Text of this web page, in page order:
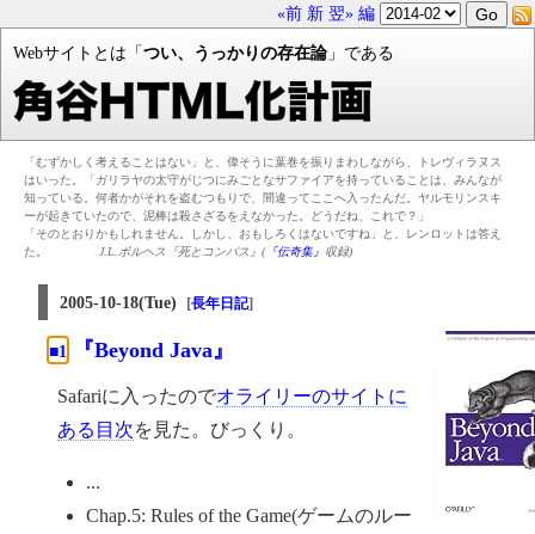
«前 新 翌» 編
Webサイトとは「 つい、うっかりの存在論」である
「むずかしく考えることはない」と、偉そうに葉巻を振りまわしながら、トレヴィラヌス
はいった。「ガリラヤの太守がじつにみごとなサファイアを持っていることは、みんなが
知っている。何者かがそれを盗むつもりで、間違ってここへ入ったんだ。ヤルモリンスキ
ーが起きていたので、泥棒は殺さざるをえなかった。どうだね、これで？」
「そのとおりかもしれません。しかし、おもしろくはないですね」と、レンロットは答え
た。
J.L.ボルヘス『死とコンパス』(『伝奇集』 収録)
2005-10-18(Tue) [長年日記]
■1 『Beyond Java』
Safariに入ったのでオライリーのサイトに
ある目次を見た。びっくり。
...
Chap.5: Rules of the Game(ゲームのルー